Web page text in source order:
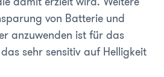
von Batterie und
anzuwenden ist für das
sehr sensitiv auf Helligkeit